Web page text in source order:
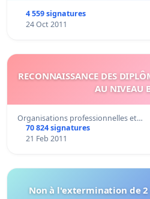
4 559 signatures
24 Oct 2011
RECONNAISSANCE DES
AU NIVEAU
Organisations professionnelles et…
70 824 signatures
21 Feb 2011
Non à l'extermination de